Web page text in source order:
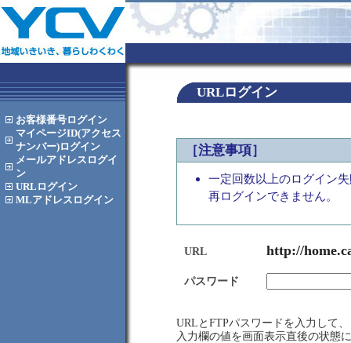
お客様番号ログイン
マイページID(アクセス
ナンバー)ログイン
メールアドレス ログイ
ン
URL ログイン
MLアドレス ログイン
URLログイン
［注意事項］
一定回数以上のログイン
再ログインできません。
URL http://
パスワード
URLとFTPパスワードを入力して
入力欄の値を画面表示直後の状態